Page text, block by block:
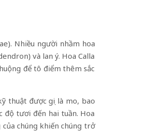
Nhiều người nhầm hoa
và lan ý. Hoa Calla
để tô điểm thêm sắc
thuật được gọi là mo, bao
độ tươi đến hai tuần. Hoa
chúng khiến chúng trở